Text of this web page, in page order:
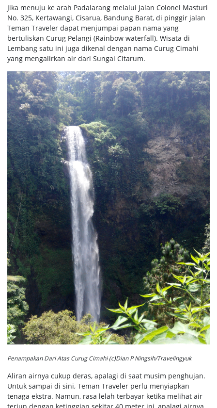
Jika menuju ke arah Padalarang melalui Jalan Colonel Masturi
No. 325, Kertawangi, Cisarua, Bandung Barat, di pinggir jalan
Teman Traveler dapat menjumpai papan nama yang
bertuliskan Curug Pelangi (Rainbow waterfall). Wisata di
Lembang satu ini juga dikenal dengan nama Curug Cimahi
yang mengalirkan air dari Sungai Citarum.
Penampakan Dari Atas Curug Cimahi (c)Dian P Ningsih/Travelingyuk
Aliran airnya cukup deras, apalagi di saat musim penghujan.
Untuk sampai di sini, Teman Traveler perlu menyiapkan
tenaga ekstra. Namun, rasa lelah terbayar ketika melihat air